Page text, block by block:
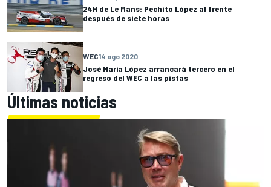
24H de Le Mans: Pechito López al frente
después de siete horas
WEC14 ago 2020
José María López arrancará tercero en el
regreso del WEC a las pistas
Últimas noticias